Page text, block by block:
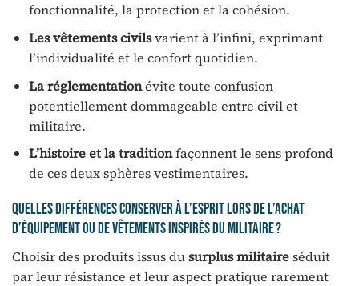
fonctionnalité, la protection et la cohésion.
Les vêtements civilsvarient à l’infini, exprimant
l’individualité et le confort quotidien.
La réglementationévite toute confusion
potentiellement dommageable entre civil et
militaire.
L’histoire et la traditionfaçonnent le sens profond
de ces deux sphères vestimentaires.
Quelles différences conserver à l’esprit lors de l’achat
d’équipement ou de vêtements inspirés du militaire ?
Choisir des produits issus dusurplus militaireséduit
par leur résistance et leur aspect pratique rarement